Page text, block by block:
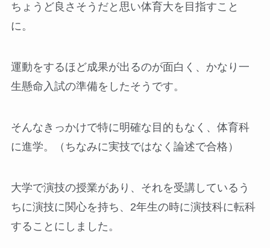
ちょうど良さそうだと思い体育大を目指すこと
に。
運動をするほど成果が出るのが面白く、かなり一
生懸命入試の準備をしたそうです。
そんなきっかけで特に明確な目的もなく、体育科
に進学。（ちなみに実技ではなく論述で合格）
大学で演技の授業があり、それを受講しているう
ちに演技に関心を持ち、2年生の時に演技科に転科
することにしました。